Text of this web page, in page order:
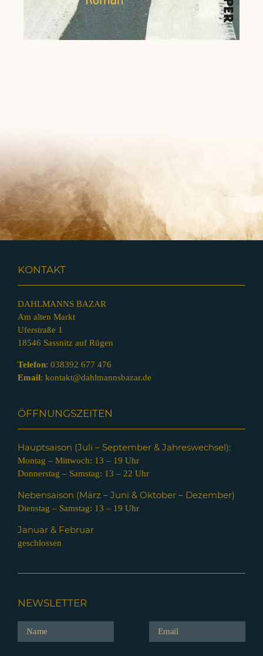
KONTAKT
DAHLMANNS BAZAR
Am alten Markt
Uferstraße 1
18546 Sassnitz auf Rügen
Telefon: 038392 677 476
Email: kontakt@dahlmannsbazar.de
ÖFFNUNGSZEITEN
Hauptsaison (Juli – September & Jahreswechsel):
Montag – Mittwoch: 13 – 19 Uhr
Donnerstag – Samstag: 13 – 22 Uhr
Nebensaison (März – Juni & Oktober – Dezember)
Dienstag – Samstag: 13 – 19 Uhr
Januar & Februar
geschlossen
NEWSLETTER